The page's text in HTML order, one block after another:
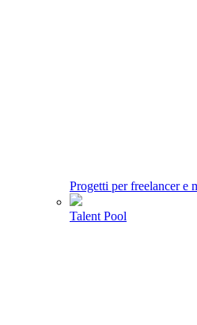
Progetti per freelancer e
Talent Pool